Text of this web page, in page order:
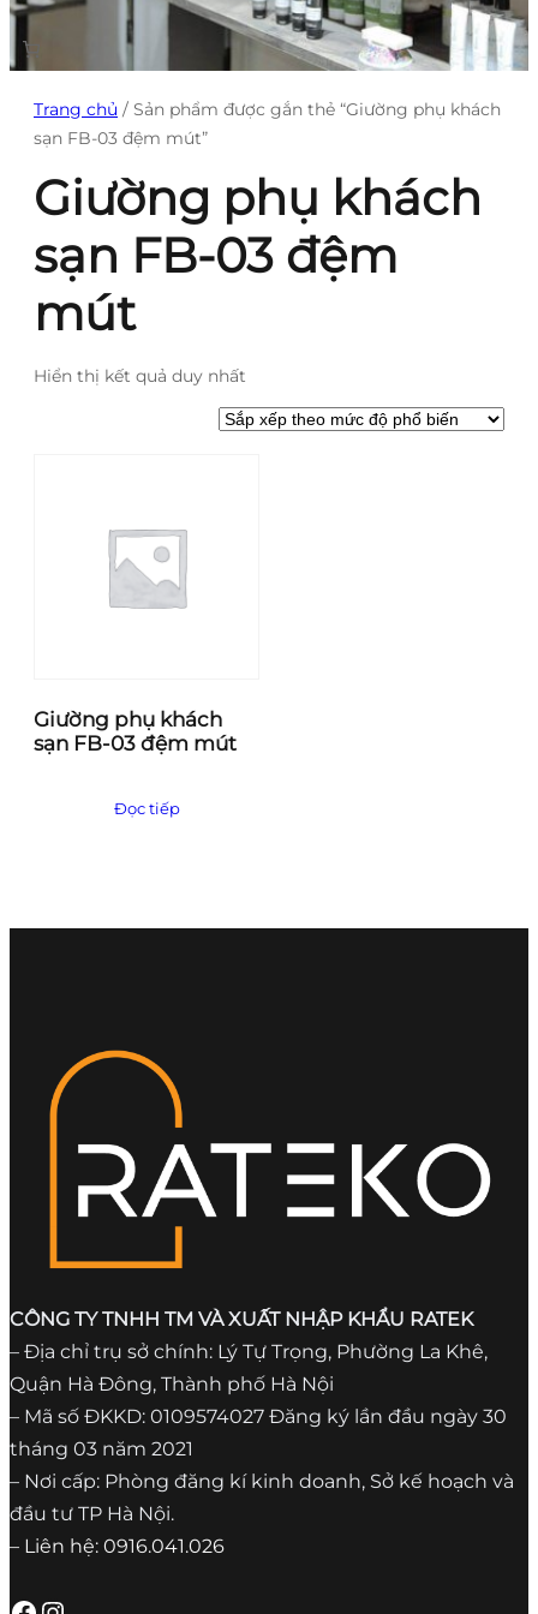
Trang chủ / Sản phẩm được gắn thẻ “Giường phụ khách
sạn FB-03 đệm mút”
Giường phụ khách
sạn FB-03 đệm
mút
Hiển thị kết quả duy nhất
Giường phụ khách
sạn FB-03 đệm mút
Đọc tiếp
CÔNG TY TNHH TM VÀ XUẤT NHẬP KHẨU RATEK
– Địa chỉ trụ sở chính: Lý Tự Trọng, Phường La Khê,
Quận Hà Đông, Thành phố Hà Nội
– Mã số ĐKKD: 0109574027 Đăng ký lần đầu ngày 30
tháng 03 năm 2021
– Nơi cấp: Phòng đăng kí kinh doanh, Sở kế hoạch và
đầu tư TP Hà Nội.
– Liên hệ: 0916.041.026